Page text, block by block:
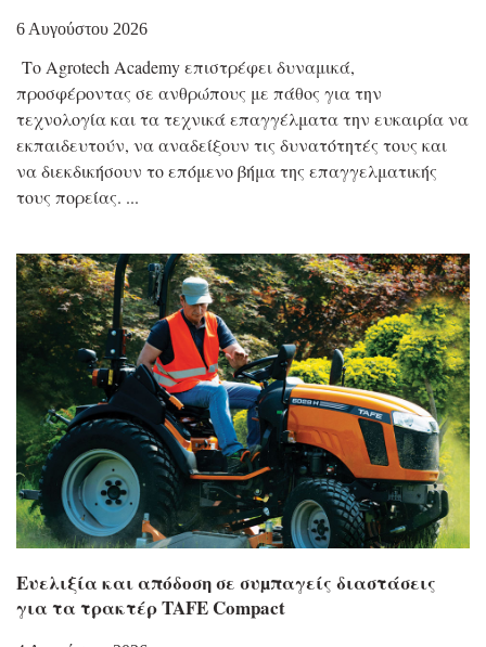
6 Αυγούστου 2026
Το Agrotech Academy επιστρέφει δυναμικά,
προσφέροντας σε ανθρώπους με πάθος για την
τεχνολογία και τα τεχνικά επαγγέλματα την ευκαιρία να
εκπαιδευτούν, να αναδείξουν τις δυνατότητές τους και
να διεκδικήσουν το επόμενο βήμα της επαγγελματικής
τους πορείας.
Eυελιξία και απόδοση σε συµπαγείς διαστάσεις
για τα τρακτέρ TAFE Compact